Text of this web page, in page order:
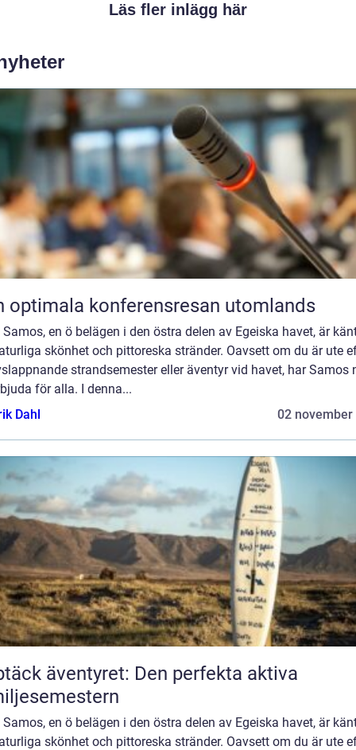
Läs fler inlägg här
optimala konferensresan utomlands
Samos, en ö belägen i den östra delen av Egeiska havet, är
skönhet och pittoreska stränder. Oavsett om du är ute
strandsemester eller äventyr vid havet, har Samos
för alla. I denna...
Dahl
02 november
äventyret: Den perfekta aktiva
Samos, en ö belägen i den östra delen av Egeiska havet, är
skönhet och pittoreska stränder. Oavsett om du är ute